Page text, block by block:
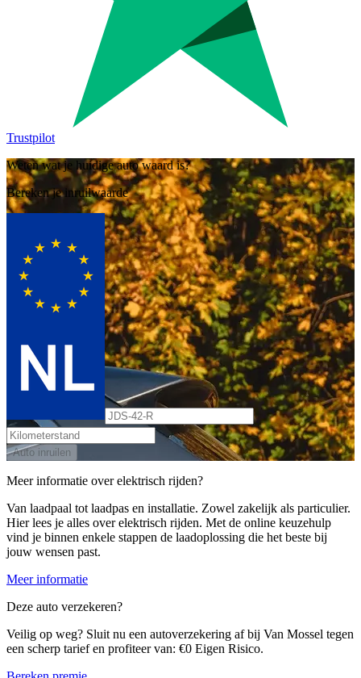
Trustpilot
Weten wat je huidige auto waard is?
Bereken je inruilwaarde
Auto inruilen
Meer informatie over elektrisch rijden?
Van laadpaal tot laadpas en installatie. Zowel zakelijk als particulier.
Hier lees je alles over elektrisch rijden. Met de online keuzehulp
vind je binnen enkele stappen de laadoplossing die het beste bij
jouw wensen past.
Meer informatie
Deze auto verzekeren?
Veilig op weg? Sluit nu een autoverzekering af bij Van Mossel tegen
een scherp tarief en profiteer van: €0 Eigen Risico.